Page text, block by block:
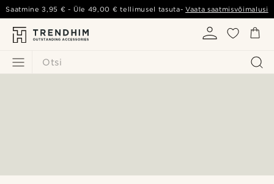
Otsi
Saatmine3,95 € - Üle 49,00 € tellimusel tasuta-Vaata saatmisvõimalusi